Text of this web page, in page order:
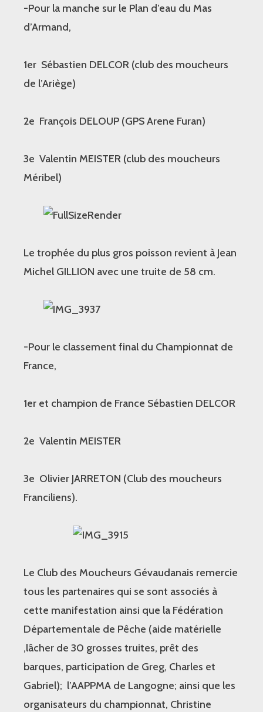
-Pour la manche sur le Plan d’eau du Mas
d’Armand,
1er Sébastien DELCOR (club des moucheurs
de l’Ariège)
2e François DELOUP (GPS Arene Furan)
3e Valentin MEISTER (club des moucheurs
Méribel)
Le trophée du plus gros poisson revient à Jean
Michel GILLION avec une truite de 58 cm.
-Pour le classement final du Championnat de
France,
1er et champion de France Sébastien DELCOR
2e Valentin MEISTER
3e Olivier JARRETON (Club des moucheurs
Franciliens).
Le Club des Moucheurs Gévaudanais remercie
tous les partenaires qui se sont associés à
cette manifestation ainsi que la Fédération
Départementale de Pêche (aide matérielle
,lâcher de 30 grosses truites, prêt des
barques, participation de Greg, Charles et
Gabriel); l’AAPPMA de Langogne; ainsi que les
organisateurs du championnat, Christine